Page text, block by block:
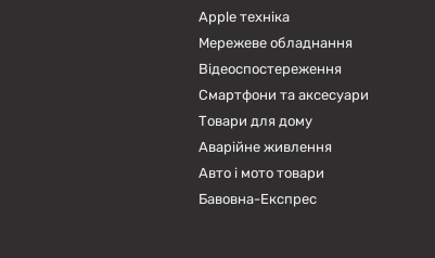
Apple техніка
Мережеве обладнання
Відеоспостереження
Смартфони та аксесуари
Товари для дому
Аварійне живлення
Авто і мото товари
Бавовна-Експрес